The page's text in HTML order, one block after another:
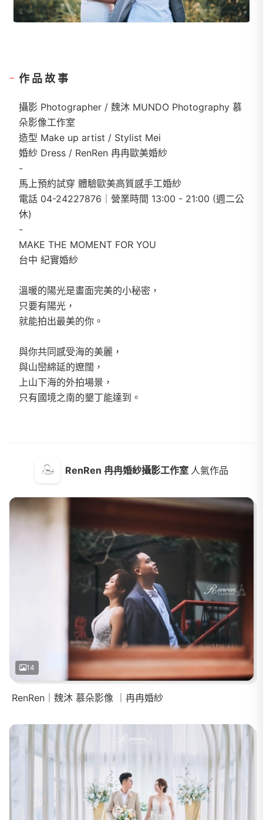
作品故事
攝影 Photographer / 魏沐 MUNDO Photography 慕
朵影像工作室
造型 Make up artist / Stylist Mei
婚紗 Dress / RenRen 冉冉歐美婚紗
-
馬上預約試穿 體驗歐美高質感手工婚紗
電話 04-24227876｜營業時間 13:00 - 21:00 (週二公
休)
-
MAKE THE MOMENT FOR YOU
台中 紀實婚紗
溫暖的陽光是畫面完美的小秘密，
只要有陽光，
就能拍出最美的你。
與你共同感受海的美麗，
與山巒綿延的遼闊，
上山下海的外拍場景，
只有國境之南的墾丁能達到。
RenRen 冉冉婚紗攝影工作室 人氣作品
14
RenRen｜魏沐 慕朵影像 ｜冉冉婚紗